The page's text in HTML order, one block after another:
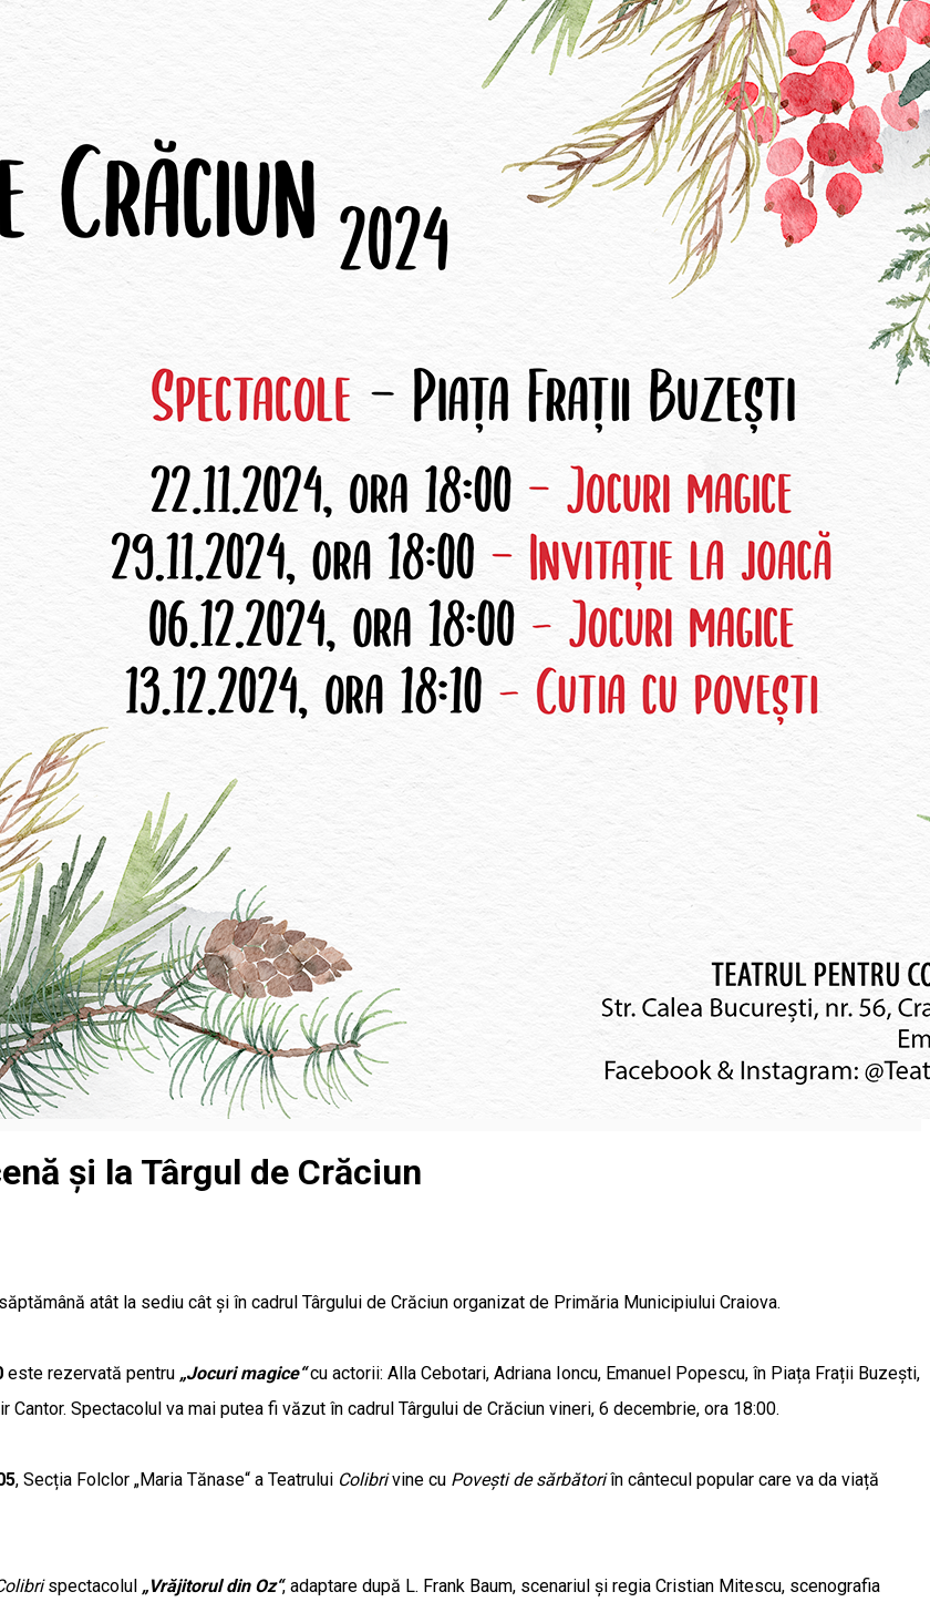
și la Târgul de Crăciun
atât la sediu cât și în cadrul Târgului de Crăciun organizat de Primăria Municipiului Craiova.
este rezervată pentru „Jocuri magice“cu actorii: Alla Cebotari, Adriana Ioncu, Emanuel Popescu, în Piața Frații Buzești,
Spectacolul va mai putea fi văzut în cadrul Târgului de Crăciun vineri, 6 decembrie, ora 18:00.
, Secția Folclor „Maria Tănase“ a Teatrului Colibrivine cu Povești de sărbătoriîn cântecul popular care va da viață
spectacolul „Vrăjitorul din Oz“, adaptare după L. Frank Baum, scenariul şi regia Cristian Mitescu, scenografia